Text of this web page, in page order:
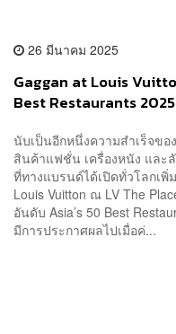
26 มีนาคม 2025
Gaggan at Louis
Best Restaurants 2025
นับเป็นอีกหนึ่งความสำเร็จขอ
สินค้าแฟชั่น เครื่องหนัง และ
ที่ทางแบรนด์ได้เปิดทั่วโลกเ
Louis Vuitton ณ LV The
อันดับ Asia’s 50 Best
มีการประกาศผลไปเมื่อค่...